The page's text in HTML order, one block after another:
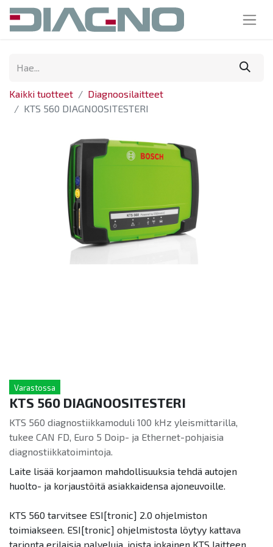
Kaikki tuotteet
Diagnoosilaitteet
KTS 560 DIAGNOOSITESTERI
Varastossa
KTS 560 DIAGNOOSITESTERI
KTS 560 diagnostiikkamoduli 100 kHz yleismittarilla,
tukee CAN FD, Euro 5 Doip- ja Ethernet-pohjaisia
diagnostiikkatoimintoja.
Laite lisää korjaamon mahdollisuuksia tehdä autojen
huolto- ja korjaustöitä asiakkaidensa ajoneuvoille.
KTS 560 tarvitsee ESI[tronic] 2.0 ohjelmiston
toimiakseen. ESI[tronic] ohjelmistosta löytyy kattava
tarjonta erilaisia palveluja, joista jokainen KTS laitteen